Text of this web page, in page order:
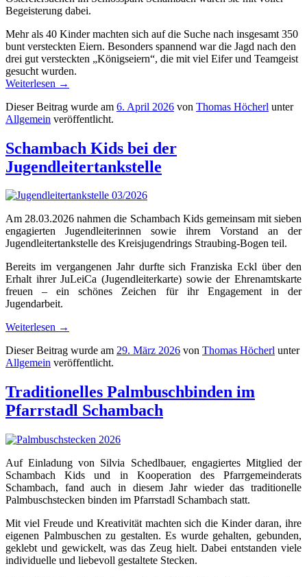
Begeisterung dabei.
Mehr als 40 Kinder machten sich auf die Suche nach insgesamt 350
bunt versteckten Eiern. Besonders spannend war die Jagd nach den
drei gut versteckten „Königseiern“, die mit viel Eifer und Teamgeist
gesucht wurden.
Weiterlesen →
Dieser Beitrag wurde am 6. April 2026 von Thomas Höcherl unter
Allgemein veröffentlicht.
Schambach Kids bei der
Jugendleitertankstelle
Am 28.03.2026 nahmen die Schambach Kids gemeinsam mit sieben
engagierten Jugendleiterinnen sowie ihrem Vorstand an der
Jugendleitertankstelle des Kreisjugendrings Straubing-Bogen teil.
Bereits im vergangenen Jahr durfte sich Franziska Eckl über den
Erhalt ihrer JuLeiCa (Jugendleiterkarte) sowie der Ehrenamtskarte
freuen – ein schönes Zeichen für ihr Engagement in der
Jugendarbeit.
Weiterlesen →
Dieser Beitrag wurde am 29. März 2026 von Thomas Höcherl unter
Allgemein veröffentlicht.
Traditionelles Palmbuschbinden im
Pfarrstadl Schambach
Auf Einladung von Silvia Schedlbauer, engagiertes Mitglied der
Schambach Kids und in Kooperation des Pfarrgemeinderats
Schambach, fand auch in diesem Jahr wieder das traditionelle
Palmbuschstecken binden im Pfarrstadl Schambach statt.
Mit viel Freude und Kreativität machten sich die Kinder daran, ihre
eigenen Palmbuschen zu gestalten. Es wurde gehalten, gebunden,
geklebt und gewickelt, was das Zeug hielt. Dabei entstanden viele
individuelle und liebevoll gestaltete Stecken.